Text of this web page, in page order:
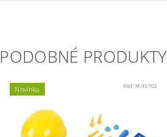
PODOBNÉ PRODUKTY
Novinka Kód:MI35702